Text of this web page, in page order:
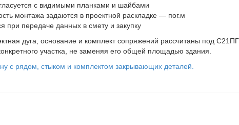
с видимыми планками и шайбами
монтажа задаются в проектной раскладке — пог.м
при передаче данных в смету и закупку
дуга, основание и комплект сопряжений рассчитаны под
участка, не заменяя его общей площадью здания.
с рядом, стыком и комплектом закрывающих деталей.